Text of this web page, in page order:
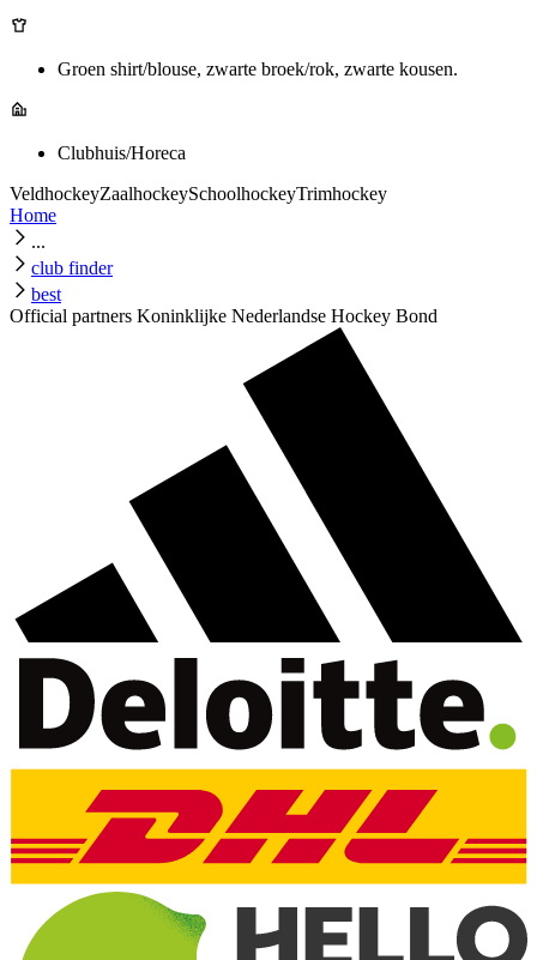
Groen shirt/blouse, zwarte broek/rok, zwarte kousen.
Clubhuis/Horeca
VeldhockeyZaalhockeySchoolhockeyTrimhockey
Home
...
club finder
best
Official partners Koninklijke Nederlandse Hockey Bond